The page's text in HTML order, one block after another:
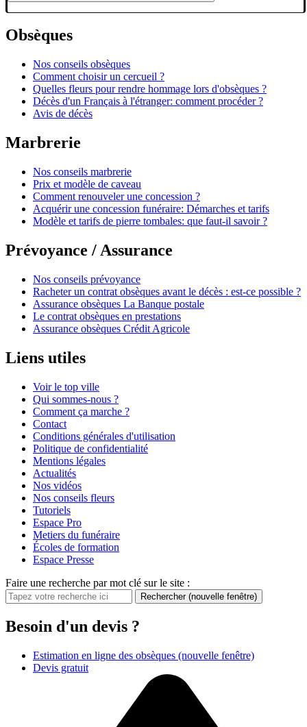
Obsèques
Nos conseils obsèques
Comment choisir un cercueil ?
Quelles fleurs pour rendre hommage lors d'obsèques ?
Décès d'un Français à l'étranger: comment procéder ?
Avis de décès
Marbrerie
Nos conseils marbrerie
Prix et modèle de caveau
Comment renouveler une concession ?
Acquérir une concession funéraire: Démarches et tarifs
Modèle et tarifs de pierre tombales: que faut-il savoir ?
Prévoyance / Assurance
Nos conseils prévoyance
Racheter un contrat obsèques avant le décès : est-ce possible ?
Assurance obsèques La Banque postale
Le contrat obsèques en prestations
Assurance obsèques Crédit Agricole
Liens utiles
Voir le top ville
Qui sommes-nous ?
Comment ça marche ?
Contact
Conditions générales d'utilisation
Politique de confidentialité
Mentions légales
Actualités
Nos vidéos
Nos conseils fleurs
Tutoriels
Espace Pro
Metiers du funéraire
Écoles de formation
Espace Presse
Faire une recherche par mot clé sur le site :
Rechercher (nouvelle fenêtre)
Besoin d'un devis ?
Estimation en ligne des obsèques (nouvelle fenêtre)
Devis gratuit